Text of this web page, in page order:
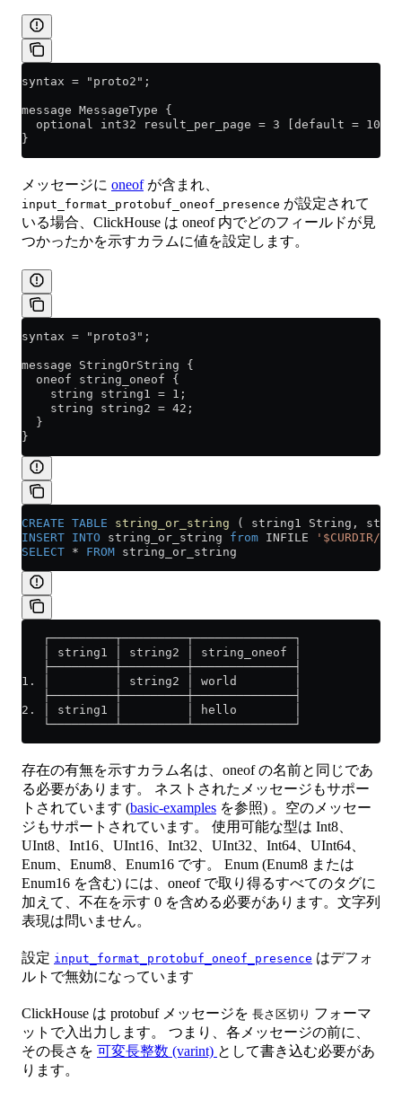
syntax = "proto2";
message MessageType {
  optional int32 result_per_page = 3 [default = 10];
}
メッセージに oneofが含まれ、
input_format_protobuf_oneof_presence が設定されて
いる場合、ClickHouse は oneof 内でどのフィールドが見
つかったかを示すカラムに値を設定します。
syntax = "proto3";
message StringOrString {
  oneof string_oneof {
    string string1 = 1;
    string string2 = 42;
  }
}
CREATE TABLE string_or_string ( string1 String,
INSERT INTO string_or_string from INFILE
'$CURDIR/
SELECT * FROM string_or_string
   ┌─────────┬─────────┬──────────────┐
   │ string1 │ string2 │ string_oneof │
   ├─────────┼─────────┼──────────────┤
1. │         │ string2 │ world        │
   ├─────────┼─────────┼──────────────┤
2. │ string1 │         │ hello        │
   └─────────┴─────────┴──────────────┘
存在の有無を示すカラム名は、oneof の名前と同じであ
る必要があります。 ネストされたメッセージもサポー
トされています (basic-examples を参照) 。空のメッセー
ジもサポートされています。 使用可能な型は Int8、
UInt8、Int16、UInt16、Int32、UInt32、Int64、UInt64、
Enum、Enum8、Enum16 です。 Enum (Enum8 または
Enum16 を含む) には、oneof で取り得るすべてのタグに
加えて、不在を示す 0 を含める必要があります。文字列
表現は問いません。
設定 input_format_protobuf_oneof_presence はデフォ
ルトで無効になっています
ClickHouse は protobuf メッセージを 長さ区切り フォーマ
ットで入出力します。 つまり、各メッセージの前に、
その長さを 可変長整数 (varint) として書き込む必要があ
ります。